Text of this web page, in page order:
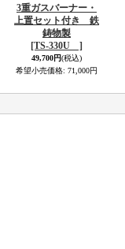
3重ガスバーナー・
上置セット付き 鉄
鋳物製
[TS-330U ]
49,700円(税込)
希望小売価格: 71,000円